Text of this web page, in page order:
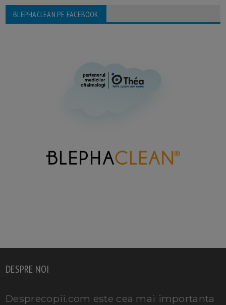
BLEPHACLEAN PE FACEBOOK
DESPRE NOI
Desprecopii.com este cea mai importanta